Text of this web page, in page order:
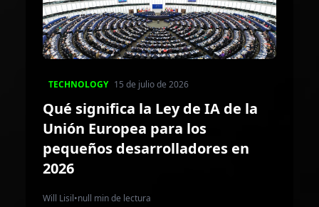
TECHNOLOGY 15 de julio de 2026
Qué significa la Ley de IA de la
Unión Europea para los
pequeños desarrolladores en
2026
Will Lisil•null min de lectura